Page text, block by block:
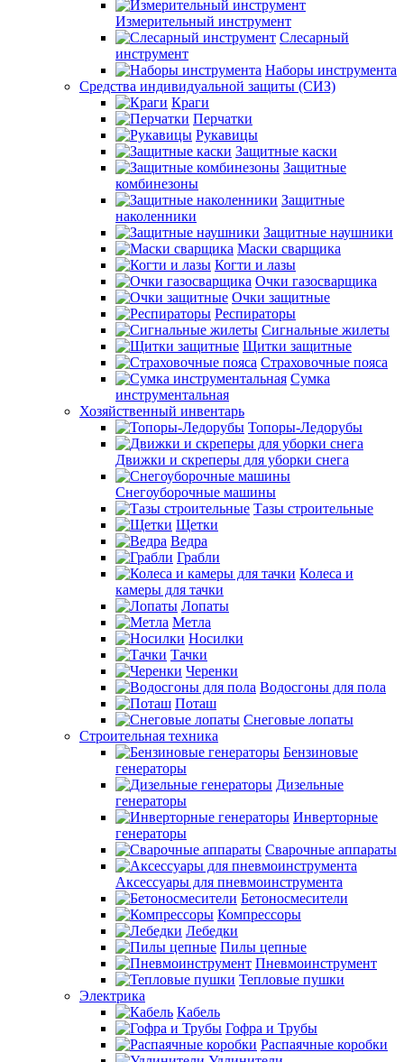
Измерительный инструмент
Слесарный
инструмент
Наборы инструмента
Средства индивидуальной защиты (СИЗ)
Краги
Перчатки
Рукавицы
Защитные каски
Защитные
комбинезоны
Защитные
наколенники
Защитные наушники
Маски сварщика
Когти и лазы
Очки газосварщика
Очки защитные
Респираторы
Сигнальные жилеты
Щитки защитные
Страховочные пояса
Сумка
инструментальная
Хозяйственный инвентарь
Топоры-Ледорубы
Движки и скреперы для уборки снега
Снегоуборочные машины
Тазы строительные
Щетки
Ведра
Грабли
Колеса и
камеры для тачки
Лопаты
Метла
Носилки
Тачки
Черенки
Водосгоны для пола
Поташ
Снеговые лопаты
Строительная техника
Бензиновые
генераторы
Дизельные
генераторы
Инверторные
генераторы
Сварочные аппараты
Аксессуары для пневмоинструмента
Бетоносмесители
Компрессоры
Лебедки
Пилы цепные
Пневмоинструмент
Тепловые пушки
Электрика
Кабель
Гофра и Трубы
Распаячные коробки